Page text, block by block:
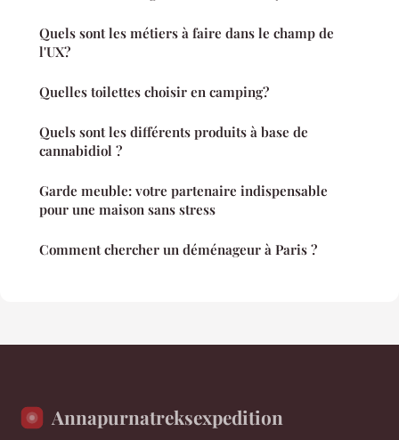
Quels sont les métiers à faire dans le champ de
l'UX?
Quelles toilettes choisir en camping?
Quels sont les différents produits à base de
cannabidiol ?
Garde meuble: votre partenaire indispensable
pour une maison sans stress
Comment chercher un déménageur à Paris ?
Annapurnatreksexpedition